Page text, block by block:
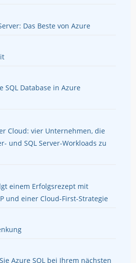
Das Beste von Azure
SQL Database in Azure
Cloud: vier Unternehmen, die
und SQL Server-Workloads zu
einem Erfolgsrezept mit
und einer Cloud-First-Strategie
Azure SQL bei Ihrem nächsten